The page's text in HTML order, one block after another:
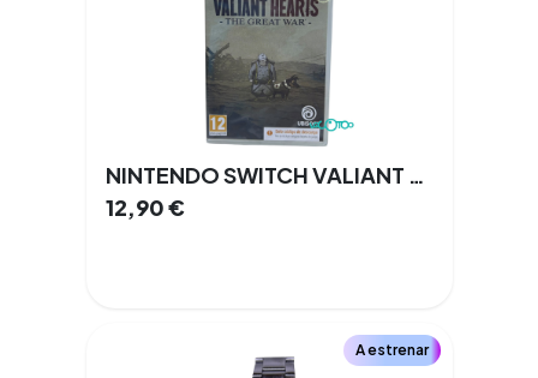
NINTENDO SWITCH VALIANT HEARTS
12,90€
A estrenar